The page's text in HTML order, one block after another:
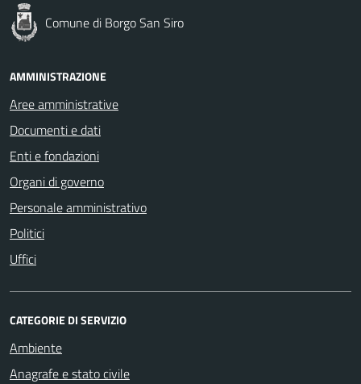
Comune di Borgo San Siro
AMMINISTRAZIONE
Aree amministrative
Documenti e dati
Enti e fondazioni
Organi di governo
Personale amministrativo
Politici
Uffici
CATEGORIE DI SERVIZIO
Ambiente
Anagrafe e stato civile